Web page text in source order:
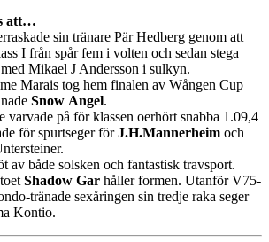
att…
sin tränare Pär Hedberg genom att
I från spår fem i volten och sedan stega
Mikael J Andersson i sulkyn.
Marais tog hem finalen av Wången Cup
Snow Angel.
på för klassen oerhört snabba 1.09,4
för spurtseger förJ.H.Mannerheim och
av både solsken och fantastisk travsport.
Shadow Gar håller formen. Utanför V75-
tränade sexåringen sin tredje raka seger
Kontio.